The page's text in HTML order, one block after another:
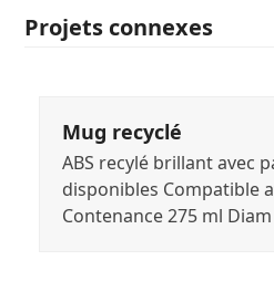
Projets connexes
Mug recyclé
ABS recylé brillant avec
disponibles Compatible
Contenance 275 ml